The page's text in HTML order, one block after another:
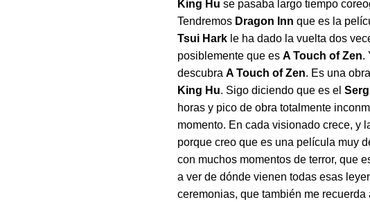
King Hu se pasaba largo tiempo
Tendremos Dragon Inn que es la
Tsui Hark le ha dado la vuelta dos
posiblemente que esA Touch of Zen.
descubraA Touch of Zen. Es una
King Hu. Sigo diciendo que es el
horas y pico de obra totalmente
momento. En cada visionado crece, y
porque creo que es una película muy
con muchos momentos de terror, que
a ver de dónde vienen todas esas
ceremonias, que también me